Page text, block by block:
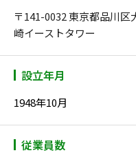
〒141-0032 東京都品川
崎イーストタワー
設立年月
1948年10月
従業員数